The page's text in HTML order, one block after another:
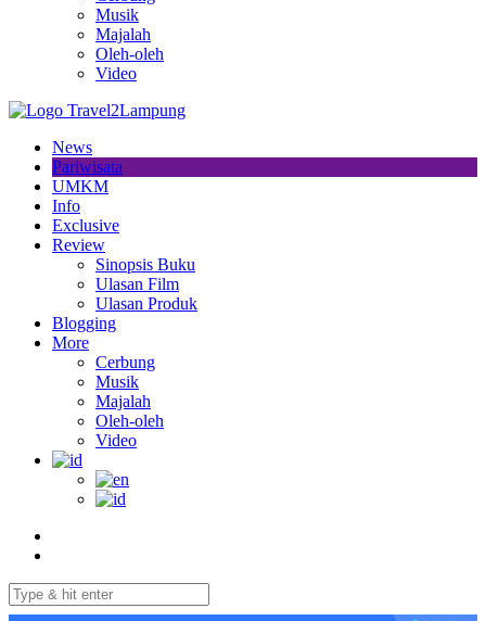
Musik
Majalah
Oleh-oleh
Video
News
Pariwisata
UMKM
Info
Exclusive
Review
Sinopsis Buku
Ulasan Film
Ulasan Produk
Blogging
More
Cerbung
Musik
Majalah
Oleh-oleh
Video